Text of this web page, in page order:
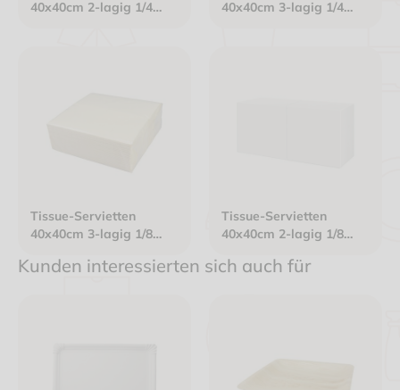
40x40cm 2-lagig 1/4
40x40cm 3-lagig 1/4
Tissue-Servietten
40x40cm 3-lagig 1/8
Tissue-Servietten
40x40cm 2-lagig 1/8
Kunden interessierten sich auch für